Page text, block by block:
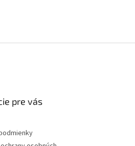
pre vás